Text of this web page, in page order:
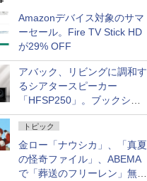
Amazonデバイス対象のサマ
ーセール。Fire TV Stick HD
が29% OFF
アバック、リビングに調和す
るシアタースピーカー
「HFSP250」。ブックシェ
ルフはペア3万円以下
トピック
金ロー「ナウシカ」、「真夏
の怪奇ファイル」、ABEMA
で「葬送のフリーレン」無料